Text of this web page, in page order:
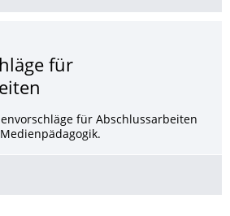
für
für Abschlussarbeiten